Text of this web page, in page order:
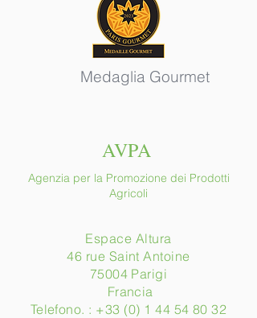
Medaglia Gourmet
AVPA
Agenzia per la Promozione dei Prodotti
Agricoli
Espace Altura
46 rue Saint Antoine
75004 Parigi
​ Francia
Telefono. : +33 (0) 1 44 54 80 32